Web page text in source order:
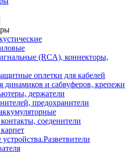
(RCA), коннекторы,
оплетки для кабелей
динамиков и сабвуферов, крепежи
держатели
предохранители
соеденители